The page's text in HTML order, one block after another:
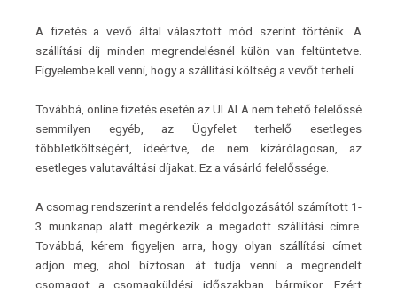
A fizetés a vevő által választott mód szerint történik. A
szállítási díj minden megrendelésnél külön van feltüntetve.
Figyelembe kell venni, hogy a szállítási költség a vevőt terheli.
Továbbá, online fizetés esetén az ULALA nem tehető felelőssé
semmilyen egyéb, az Ügyfelet terhelő esetleges
többletköltségért, ideértve, de nem kizárólagosan, az
esetleges valutaváltási díjakat. Ez a vásárló felelőssége.
A csomag rendszerint a rendelés feldolgozásától számított 1-
3 munkanap alatt megérkezik a megadott szállítási címre.
Továbbá, kérem figyeljen arra, hogy olyan szállítási címet
adjon meg, ahol biztosan át tudja venni a megrendelt
csomagot a csomagküldési időszakban, bármikor. Ezért